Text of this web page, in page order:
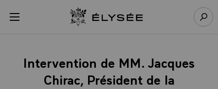
menu Retour à l’accueil Élysée
Intervention de MM. Jacques
Chirac, Président de la
Panneau de gestion des cookies